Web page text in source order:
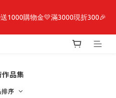
者視角」 周邊商品
1000購物金💛滿3000現折300🎉
了呢，偵探大人、約會大作戰、
品集
排序